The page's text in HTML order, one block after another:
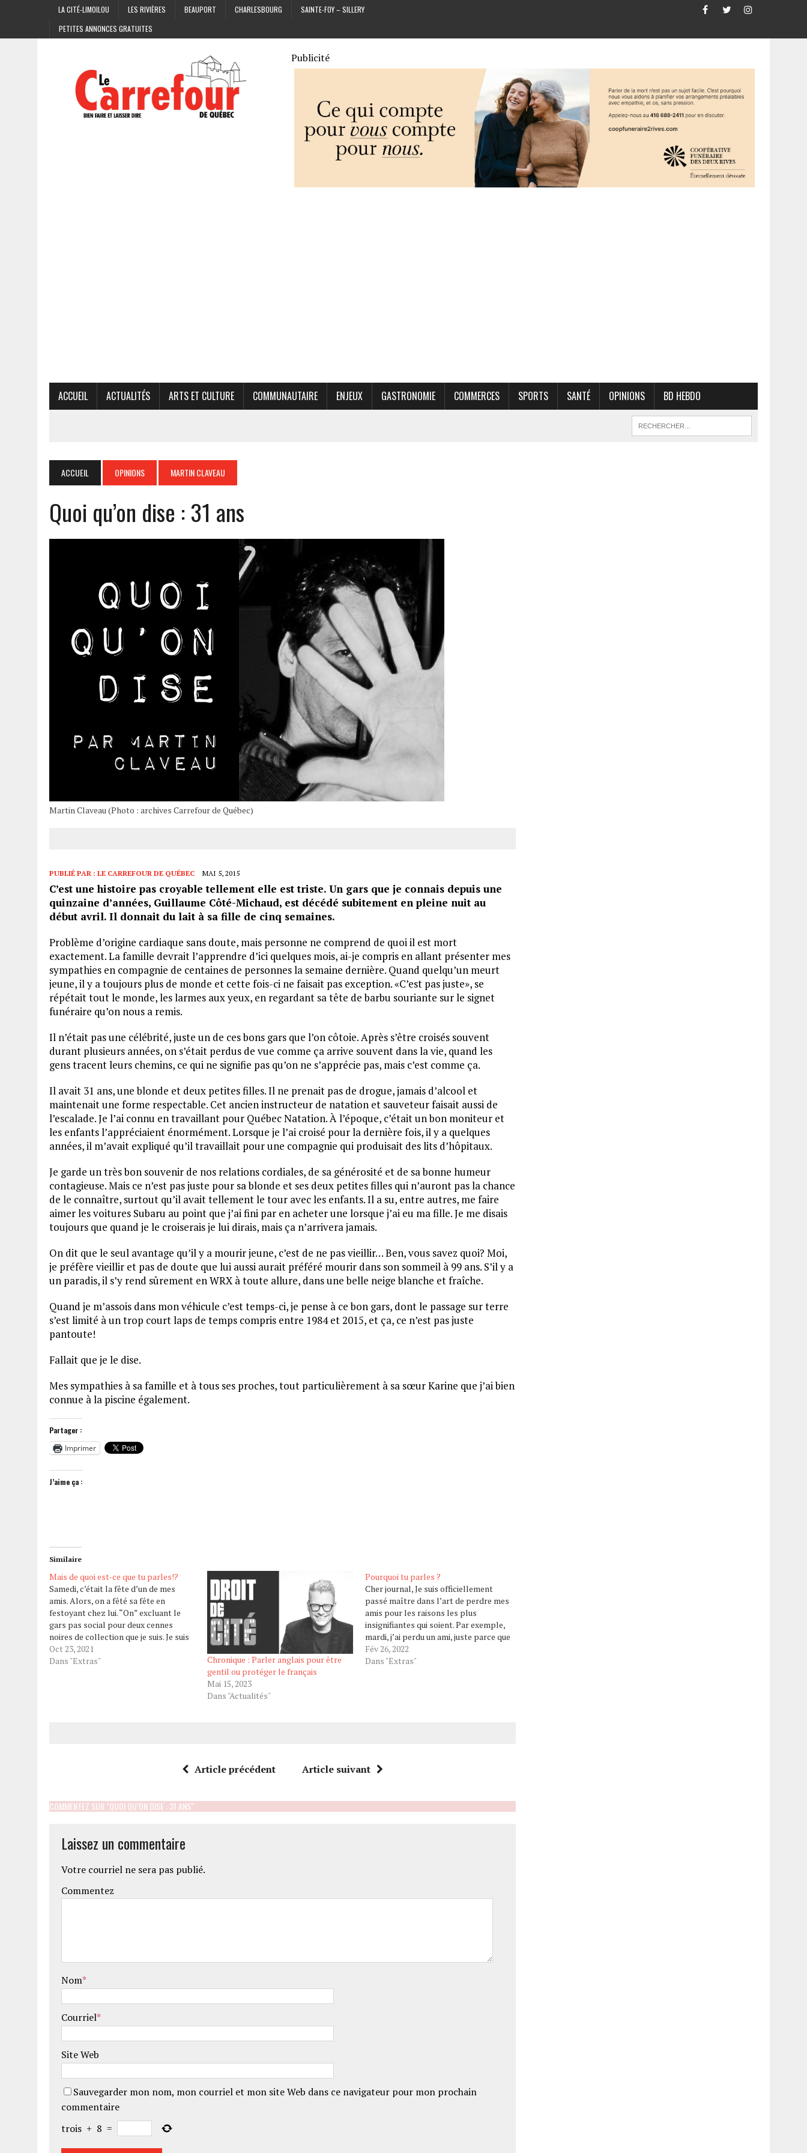
LA CITÉ-LIMOILOU LES RIVIÈRES BEAUPORT CHARLESBOURG
SAINTE-FOY – SILLERY
PETITES ANNONCES GRATUITES
Publicité
ACCUEIL ACTUALITÉS ARTS ET CULTURE COMMUNAUTAIRE ENJEUX GASTRONOMIE COMMERCES SPORTS SANTÉ OPINIONS BD HEBDO
ACCUEIL OPINIONS MARTIN CLAVEAU
Quoi qu’on dise : 31 ans
Martin Claveau (Photo : archives Carrefour de Québec)
PUBLIÉ PAR : LE CARREFOUR DE QUÉBEC MAI 5, 2015
C’est une histoire pas croyable tellement elle est triste. Un gars que je connais depuis une
quinzaine d’années, Guillaume Côté-Michaud, est décédé subitement en pleine nuit au
début avril. Il donnait du lait à sa fille de cinq semaines.
Problème d’origine cardiaque sans doute, mais personne ne comprend de quoi il est mort
exactement. La famille devrait l’apprendre d’ici quelques mois, ai-je compris en allant présenter mes
sympathies en compagnie de centaines de personnes la semaine dernière. Quand quelqu’un meurt
jeune, il y a toujours plus de monde et cette fois-ci ne faisait pas exception. «C’est pas juste», se
répétait tout le monde, les larmes aux yeux, en regardant sa tête de barbu souriante sur le signet
funéraire qu’on nous a remis.
Il n’était pas une célébrité, juste un de ces bons gars que l’on côtoie. Après s’être croisés souvent
durant plusieurs années, on s’était perdus de vue comme ça arrive souvent dans la vie, quand les
gens tracent leurs chemins, ce qui ne signifie pas qu’on ne s’apprécie pas, mais c’est comme ça.
Il avait 31 ans, une blonde et deux petites filles. Il ne prenait pas de drogue, jamais d’alcool et
maintenait une forme respectable. Cet ancien instructeur de natation et sauveteur faisait aussi de
l’escalade. Je l’ai connu en travaillant pour Québec Natation. À l’époque, c’était un bon moniteur et
les enfants l’appréciaient énormément. Lorsque je l’ai croisé pour la dernière fois, il y a quelques
années, il m’avait expliqué qu’il travaillait pour une compagnie qui produisait des lits d’hôpitaux.
Je garde un très bon souvenir de nos relations cordiales, de sa générosité et de sa bonne humeur
contagieuse. Mais ce n’est pas juste pour sa blonde et ses deux petites filles qui n’auront pas la chance
de le connaître, surtout qu’il avait tellement le tour avec les enfants. Il a su, entre autres, me faire
aimer les voitures Subaru au point que j’ai fini par en acheter une lorsque j’ai eu ma fille. Je me disais
toujours que quand je le croiserais je lui dirais, mais ça n’arrivera jamais.
On dit que le seul avantage qu’il y a mourir jeune, c’est de ne pas vieillir… Ben, vous savez quoi? Moi,
je préfère vieillir et pas de doute que lui aussi aurait préféré mourir dans son sommeil à 99 ans. S’il y a
un paradis, il s’y rend sûrement en WRX à toute allure, dans une belle neige blanche et fraîche.
Quand je m’assois dans mon véhicule c’est temps-ci, je pense à ce bon gars, dont le passage sur terre
s’est limité à un trop court laps de temps compris entre 1984 et 2015, et ça, ce n’est pas juste
pantoute!
Fallait que je le dise.
Mes sympathies à sa famille et à tous ses proches, tout particulièrement à sa sœur Karine que j’ai bien
connue à la piscine également.
Partager :
Imprimer
J’aime ça :
Similaire
Mais de quoi est-ce que tu parles!?
Samedi, c’était la fête d’un de mes
amis. Alors, on a fêté sa fête en
festoyant chez lui. “On” excluant le
gars pas social pour deux cennes
noires de collection que je suis. Je suis
le gars dans les partys qui passe la
soirée au complet assis sur le divan,…
Oct 23, 2021
Dans "Extras"
Chronique : Parler anglais pour être
gentil ou protéger le français
Mai 15, 2023
Dans "Actualités"
Pourquoi tu parles ?
Cher journal, Je suis officiellement
passé maître dans l’art de perdre mes
amis pour les raisons les plus
insignifiantes qui soient. Par exemple,
mardi, j’ai perdu un ami, juste parce que
je lui ai poliment demandé de “farmer
sa grand’yeule” pendant qu’on
Fév 26, 2022
Dans "Extras"
Article précédent Article suivant
COMMENTEZ SUR "QUOI QU’ON DISE : 31 ANS"
Laissez un commentaire
Votre courriel ne sera pas publié.
Commentez
Nom*
Courriel*
Site Web
Sauvegarder mon nom, mon courriel et mon site Web dans ce navigateur pour mon prochain
commentaire
trois + 8 =